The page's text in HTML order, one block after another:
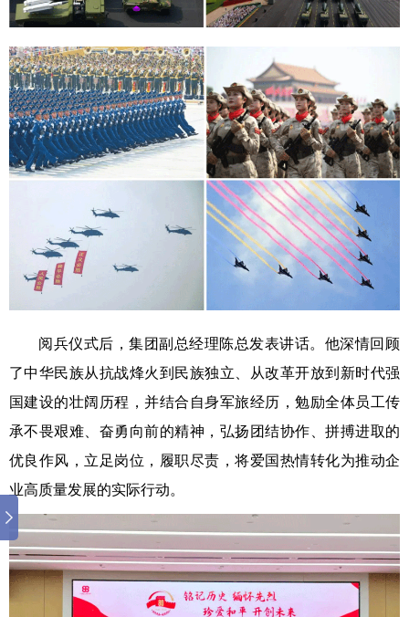
阅兵仪式后，集团副总经理陈总发表讲话。他深情回顾
了中华民族从抗战烽火到民族独立、从改革开放到新时代强
国建设的壮阔历程，并结合自身军旅经历，勉励全体员工传
承不畏艰难、奋勇向前的精神，弘扬团结协作、拼搏进取的
优良作风，立足岗位，履职尽责，将爱国热情转化为推动企
业高质量发展的实际行动。